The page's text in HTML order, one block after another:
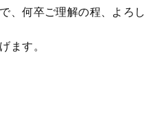
、何卒ご理解の程、よろし
ます。